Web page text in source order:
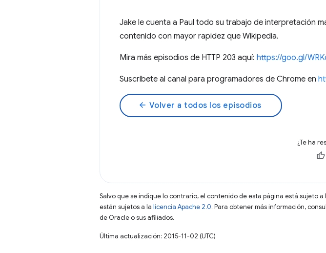
Jake le cuenta a Paul todo su trabajo de interpretación
contenido con mayor rapidez que Wikipedia.
Mira más episodios de HTTP 203 aquí: https://goo.gl/
Suscríbete al canal para programadores de Chrome en
arrow_back Volver a todos los episodios
¿Te ha
Salvo que se indique lo contrario, el contenido de esta página está sujeto a
están sujetos a la licencia Apache 2.0. Para obtener más información,
de Oracle o sus afiliados.
Última actualización: 2015-11-02 (UTC)